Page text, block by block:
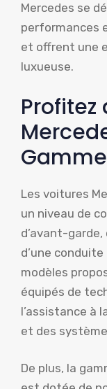
Mercedes se
performances
et offrent une
luxueuse.
Profitez
Les voitures
un niveau de
d’avant-
d’une
modèles
équipés de
l’assistance à
et des
De plus, la